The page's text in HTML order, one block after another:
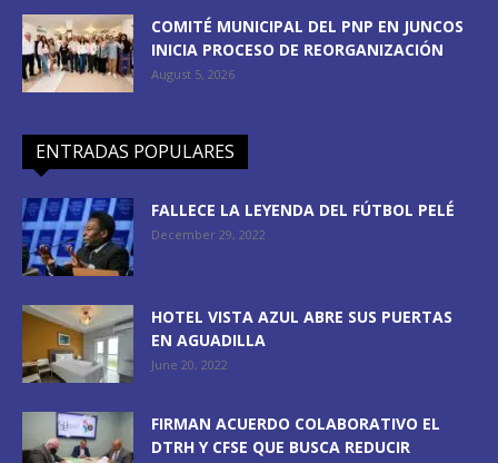
COMITÉ MUNICIPAL DEL PNP EN JUNCOS
INICIA PROCESO DE REORGANIZACIÓN
August 5, 2026
ENTRADAS POPULARES
FALLECE LA LEYENDA DEL FÚTBOL PELÉ
December 29, 2022
HOTEL VISTA AZUL ABRE SUS PUERTAS
EN AGUADILLA
June 20, 2022
FIRMAN ACUERDO COLABORATIVO EL
DTRH Y CFSE QUE BUSCA REDUCIR